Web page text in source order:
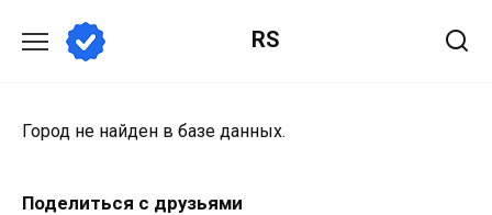
содержанию
RS
Город не найден в базе данных.
Поделиться с друзьями